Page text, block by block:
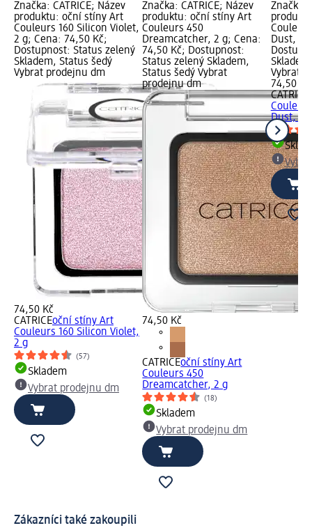
Značka: CATRICE; Název
produktu: oční stíny Art
Couleurs 160 Silicon Violet,
2 g; Cena: 74,50 Kč;
Dostupnost: Status zelený
Skladem, Status šedý
Vybrat prodejnu dm
74,50 Kč
CATRICEoční stíny Art
Couleurs 160 Silicon Violet,
2 g
(57)
Skladem
Vybrat prodejnu dm
Značka: CATRICE; Název
produktu: oční stíny Art
Couleurs 450
Dreamcatcher, 2 g; Cena:
74,50 Kč; Dostupnost:
Status zelený Skladem,
Status šedý Vybrat
prodejnu dm
74,50 Kč
CATRICEoční stíny Art
Couleurs 450
Dreamcatcher, 2 g
(18)
Skladem
Vybrat prodejnu dm
Značka:
Dust, 2
Vybrat
74,50 Kč
CATRICE
Dust, 2 g
Zákazníci také zakoupili